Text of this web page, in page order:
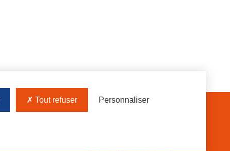
Tout refuser Personnaliser